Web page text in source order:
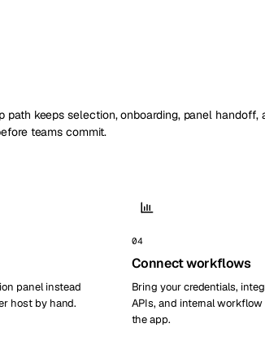
path keeps selection, onboarding, panel handoff,
teams commit.
panel instead
host by hand.
04
Connect workflows
Bring your credentials,
APIs, and internal workflow
the app.